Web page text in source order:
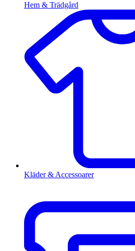
Hem & Trädgård
Kläder & Accessoarer